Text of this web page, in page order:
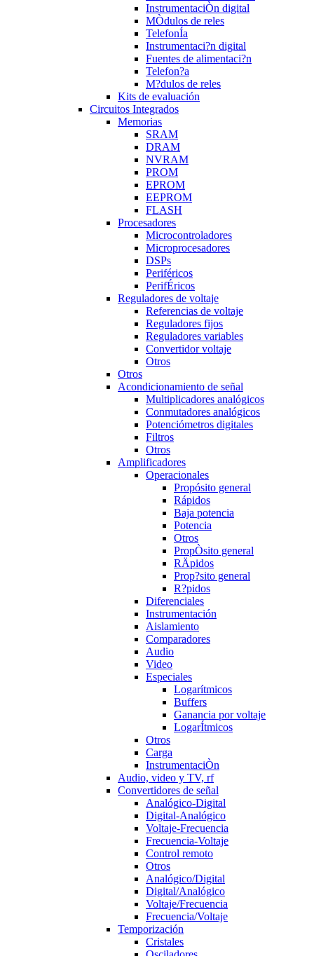
InstrumentaciÒn digital
MÒdulos de reles
TelefonÍa
Instrumentaci?n digital
Fuentes de alimentaci?n
Telefon?a
M?dulos de reles
Kits de evaluación
Circuitos Integrados
Memorias
SRAM
DRAM
NVRAM
PROM
EPROM
EEPROM
FLASH
Procesadores
Microcontroladores
Microprocesadores
DSPs
Periféricos
PerifÉricos
Reguladores de voltaje
Referencias de voltaje
Reguladores fijos
Reguladores variables
Convertidor voltaje
Otros
Otros
Acondicionamiento de señal
Multiplicadores analógicos
Conmutadores analógicos
Potenciómetros digitales
Filtros
Otros
Amplificadores
Operacionales
Propósito general
Rápidos
Baja potencia
Potencia
Otros
PropÒsito general
RÄpidos
Prop?sito general
R?pidos
Diferenciales
Instrumentación
Aislamiento
Comparadores
Audio
Video
Especiales
Logarítmicos
Buffers
Ganancia por voltaje
LogarÍtmicos
Otros
Carga
InstrumentaciÒn
Audio, video y TV, rf
Convertidores de señal
Analógico-Digital
Digital-Analógico
Voltaje-Frecuencia
Frecuencia-Voltaje
Control remoto
Otros
Analógico/Digital
Digital/Analógico
Voltaje/Frecuencia
Frecuencia/Voltaje
Temporización
Cristales